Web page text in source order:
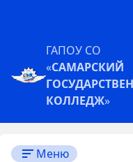
ГАПОУ СО
«САМАРСКИЙ
КОЛЛЕДЖ»
Меню